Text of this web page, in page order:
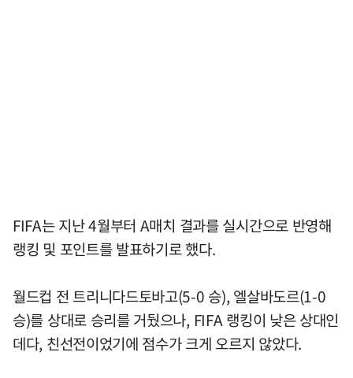
FIFA는 지난 4월부터 A매치 결과를 실시간으로 반영해
랭킹 및 포인트를 발표하기로 했다.
월드컵 전 트리니다드토바고(5-0 승), 엘살바도르(1-0
승)를 상대로 승리를 거뒀으나, FIFA 랭킹이 낮은 상대인
데다, 친선전이었기에 점수가 크게 오르지 않았다.